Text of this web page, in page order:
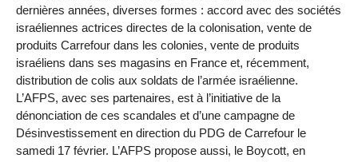
dernières années, diverses formes : accord avec des sociétés
israéliennes actrices directes de la colonisation, vente de
produits Carrefour dans les colonies, vente de produits
israéliens dans ses magasins en France et, récemment,
distribution de colis aux soldats de l’armée israélienne.
L’AFPS, avec ses partenaires, est à l’initiative de la
dénonciation de ces scandales et d’une campagne de
Désinvestissement en direction du PDG de Carrefour le
samedi 17 février. L’AFPS propose aussi, le Boycott, en